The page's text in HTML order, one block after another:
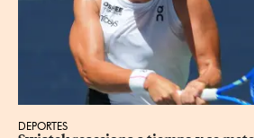
DEPORTES